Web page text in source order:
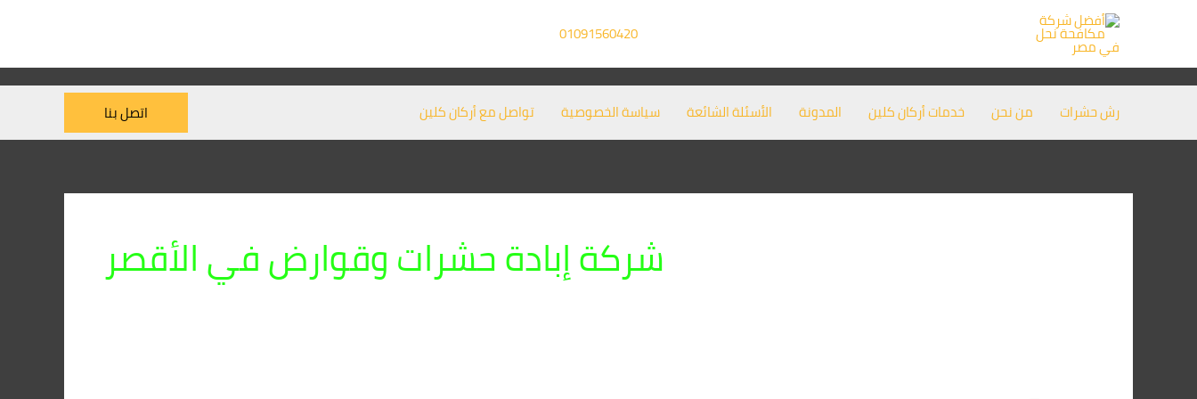
01091560420
رش حشرات من نحن خدمات أركان كلين المدونة الأسئلة الشائعة سياسة الخصوصية تواصل مع أركان كلين اتصل بنا
شركة إبادة حشرات وقوارض في الأقصر